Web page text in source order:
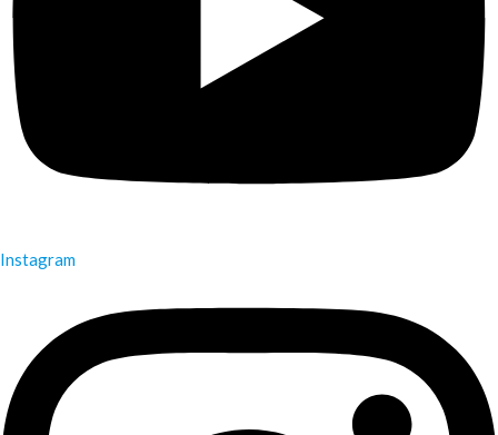
Instagram